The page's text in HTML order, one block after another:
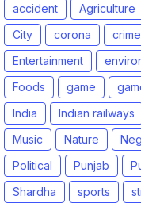
accident Agriculture
City
corona crime
Entertainment
Foods
game
India
Indian railways
Music
Nature
Political
Punjab
Shardha
sports